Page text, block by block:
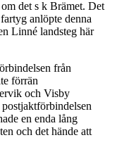
det s k Brämet. Det
anlöpte denna
Linné landsteg här
från
förrän
och Visby
en enda lång
och det hände att